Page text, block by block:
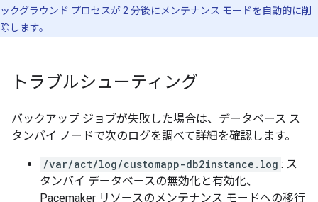
ックグラウンド プロセスが 2 分後にメンテナンス モードを自動的に削
除します。
トラブルシューティング
バックアップ ジョブが失敗した場合は、データベース ス
タンバイ ノードで次のログを調べて詳細を確認します。
/var/act/log/customapp-db2instance.log : ス
タンバイ データベースの無効化と有効化、
Pacemaker リソースのメンテナンス モードへの移行